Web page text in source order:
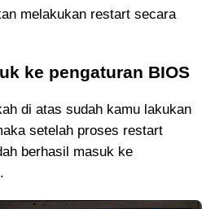
melakukan restart secara
ke pengaturan BIOS
di atas sudah kamu lakukan
setelah proses restart
berhasil masuk ke